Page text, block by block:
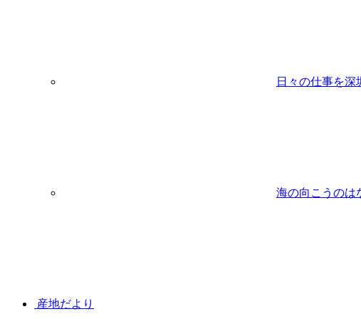
日々の仕事を深
海の向こうのは
産地だより